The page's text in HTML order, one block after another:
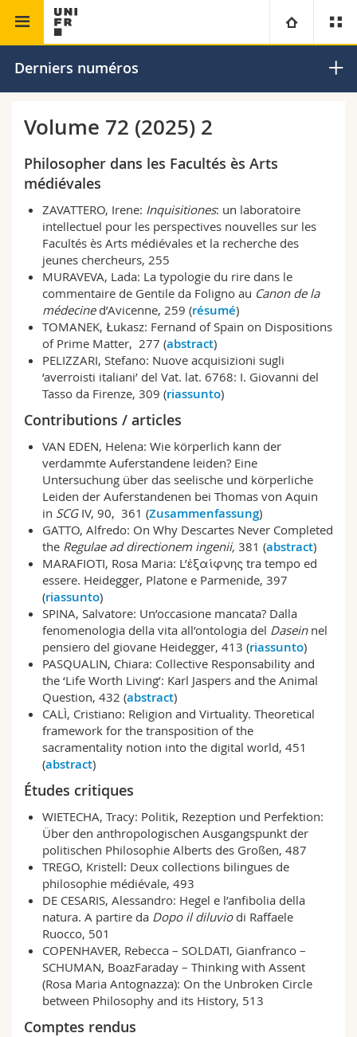
Université
Université
Formation continue
Sciences économiques et sociales et management
Lettres et sciences humaines
Sciences de l'éducation et de la formation
Sciences et médecine
Interfacultaire
Etudiants
Médias
Chercheurs
Collaborateurs
Doctorants
Annuaire du personnel
Plan d'accès
Bibliothèques
Webmail
Programme des cours
MyUnifr
Faculté de
Revue philosophique et théologique de
Derniers numéros
Volume 72 (2025) 2
Philosopher dans les Facultés ès Arts
médiévales
ZAVATTERO, Irene: Inquisitiones: un laboratoire
intellectuel pour les perspectives nouvelles sur les
Facultés ès Arts médiévales et la recherche des
jeunes chercheurs, 255
MURAVEVA, Lada: La typologie du rire dans le
commentaire de Gentile da Foligno au Canon de la
médecined’Avicenne, 259 (résumé)
TOMANEK, Łukasz: Fernand of Spain on Dispositions
of Prime Matter, 277 (abstract)
PELIZZARI, Stefano: Nuove acquisizioni sugli
‘averroisti italiani’ del Vat. lat. 6768: I. Giovanni del
Tasso da Firenze, 309 (riassunto)
Contributions / articles
VAN EDEN, Helena: Wie körperlich kann der
verdammte Auferstandene leiden? Eine
Untersuchung über das seelische und körperliche
Leiden der Auferstandenen bei Thomas von Aquin
in SCGIV, 90, 361 (Zusammenfassung)
GATTO, Alfredo: On Why Descartes Never Completed
the Regulae ad directionem ingenii, 381 (abstract)
MARAFIOTI, Rosa Maria: L’ἐξαίφνης tra tempo ed
essere. Heidegger, Platone e Parmenide, 397
(riassunto)
SPINA, Salvatore: Un’occasione mancata? Dalla
fenomenologia della vita all’ontologia del Daseinnel
pensiero del giovane Heidegger, 413 (riassunto)
PASQUALIN, Chiara: Collective Responsability and
the ‘Life Worth Living’: Karl Jaspers and the Animal
Question, 432 (abstract)
CALÌ, Cristiano: Religion and Virtuality. Theoretical
framework for the transposition of the
sacramentality notion into the digital world, 451
(abstract)
Études critiques
WIETECHA, Tracy: Politik, Rezeption und Perfektion:
Über den anthropologischen Ausgangspunkt der
politischen Philosophie Alberts des Großen, 487
TREGO, Kristell: Deux collections bilingues de
philosophie médiévale, 493
DE CESARIS, Alessandro: Hegel e l’anfibolia della
natura. A partire daDopo il diluviodi Raffaele
Ruocco, 501
COPENHAVER, Rebecca – SOLDATI, Gianfranco –
SCHUMAN, BoazFaraday – Thinking with Assent
(Rosa Maria Antognazza): On the Unbroken Circle
between Philosophy and its History, 513
Comptes rendus